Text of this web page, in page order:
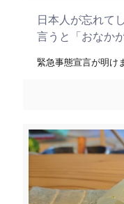
日本人が忘れ
言うと「おなか
緊急事態宣言が明